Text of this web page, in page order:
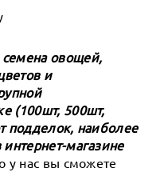
овощей,
и
(100шт, 500шт,
подделок, наиболее
магазине
у нас вы сможете